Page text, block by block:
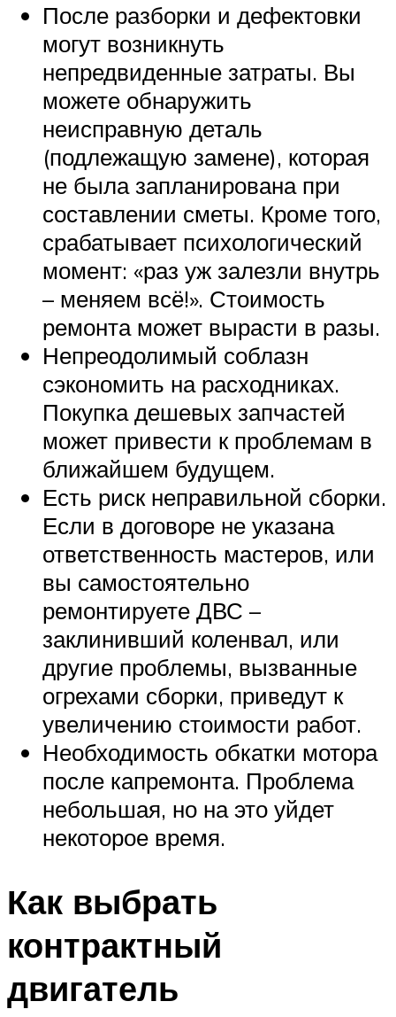
После разборки и дефектовки
могут возникнуть
непредвиденные затраты. Вы
можете обнаружить
неисправную деталь
(подлежащую замене), которая
не была запланирована при
составлении сметы. Кроме того,
срабатывает психологический
момент: «раз уж залезли внутрь
– меняем всё!». Стоимость
ремонта может вырасти в разы.
Непреодолимый соблазн
сэкономить на расходниках.
Покупка дешевых запчастей
может привести к проблемам в
ближайшем будущем.
Есть риск неправильной сборки.
Если в договоре не указана
ответственность мастеров, или
вы самостоятельно
ремонтируете ДВС –
заклинивший коленвал, или
другие проблемы, вызванные
огрехами сборки, приведут к
увеличению стоимости работ.
Необходимость обкатки мотора
после капремонта. Проблема
небольшая, но на это уйдет
некоторое время.
Как выбрать
контрактный
двигатель